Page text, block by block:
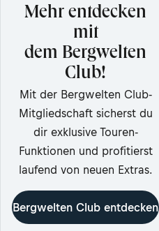
Mehr entdecken
mit
dem Bergwelten
Club!
Mit der Bergwelten Club-
Mitgliedschaft sicherst du
dir exklusive Touren-
Funktionen und profitierst
laufend von neuen Extras.
Bergwelten Club entdecken